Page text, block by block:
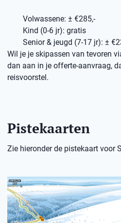
Volwassene: ± €285,-
Kind (0-6 jr): gratis
Senior & jeugd (7-17 jr): ±
Wil je je skipassen van tevoren
dan aan in je offerte-aanvraag,
reisvoorstel.
Pistekaarten
Zie hieronder de pistekaart voor